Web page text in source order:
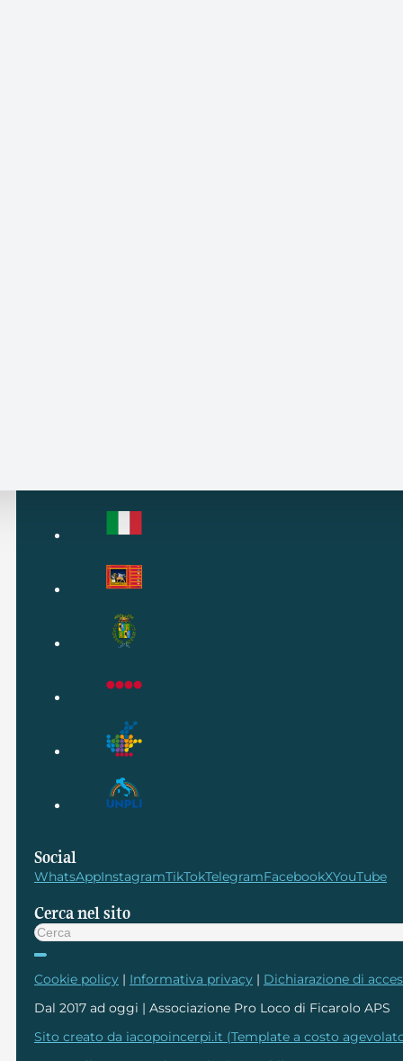
Social
WhatsAppInstagramTikTokTelegramFacebookXYouTube
Cerca nel sito
Cerca
Cookie policy | Informativa privacy | Dichiarazione di
Dal 2017 ad oggi | Associazione Pro Loco di Ficarolo APS
Sito creato da iacopoincerpi.it (Template a costo